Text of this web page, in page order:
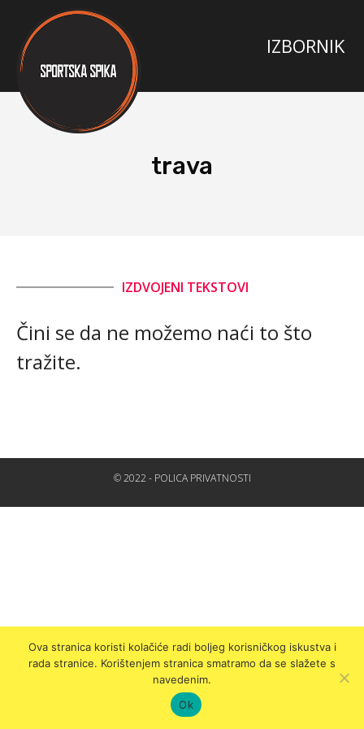
trava
IZDVOJENI TEKSTOVI
Čini se da ne možemo naći to što
tražite.
© 2022 - POLICA PRIVATNOSTI
Ova stranica koristi kolačiće radi boljeg korisničkog iskustva i
rada stranice. Korištenjem stranica smatramo da se slažete s
navedenim.
Ok